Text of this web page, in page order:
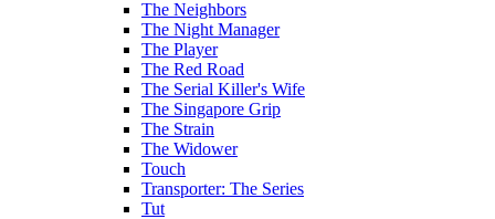
The Neighbors
The Night Manager
The Player
The Red Road
The Serial Killer's Wife
The Singapore Grip
The Strain
The Widower
Touch
Transporter: The Series
Tut